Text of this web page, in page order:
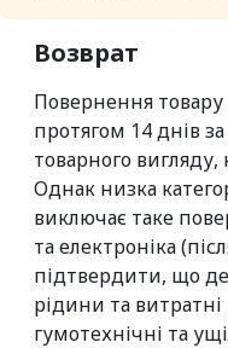
Возврат
Повернення
протягом 14 днів
товарного
Однак низка
виключає таке
та електроніка
підтвердити, що
рідини та витратні
гумотехнічні та